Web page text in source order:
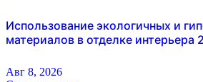
Использование экологичных и
материалов в отделке интерьера
Авг 8, 2026